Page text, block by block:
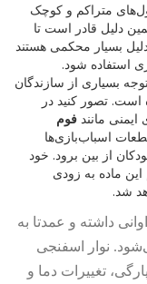
متراکم و کوچک
دلیل قادر است تا
بسیار محکمی هستند
استفاده شود.
بسیاری از سازندگان
تصور کنید در
مانند فوم
اسباب‌بازی‌ها
از بین برود. خود
ماده به زودی
شد.
داشته و عمدتا به
نوار اسفنجی
تغییرات دما و